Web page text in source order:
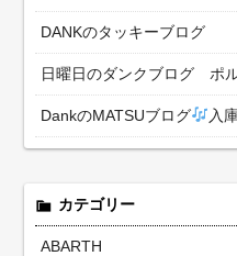
DANKのタッキーブログ
日曜日のダンクブログ ポ
DankのMATSUブログ 入
カテゴリー
ABARTH